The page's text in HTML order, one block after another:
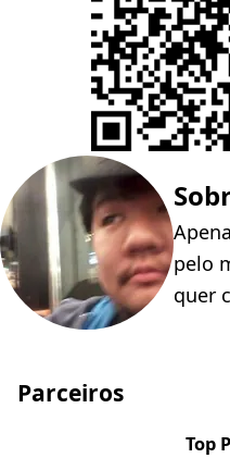
pelo
quer
Parceiros
Top